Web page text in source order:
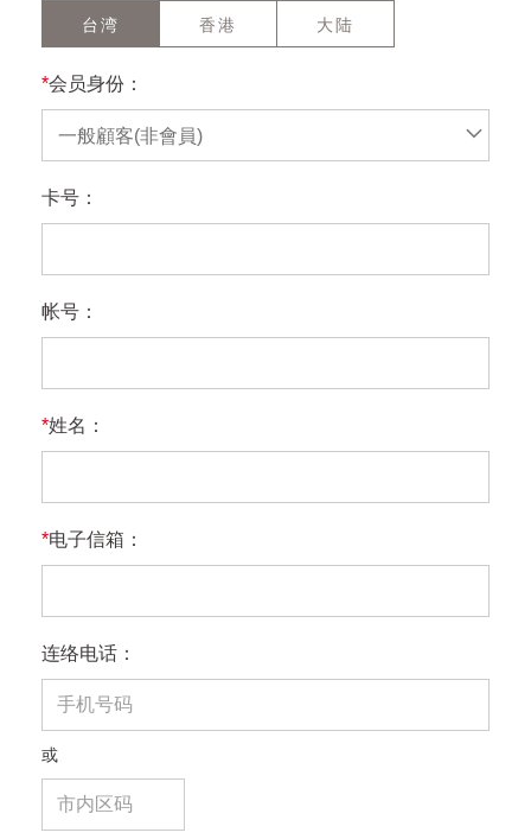
台湾 香港 大陆
*会员身份：
一般顧客(非會員)
卡号：
帐号：
*姓名：
*电子信箱：
连络电话：
或